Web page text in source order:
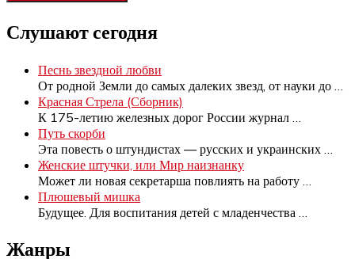
Слушают сегодня
Песнь звездной любви
От родной Земли до самых далеких звезд, от науки до
Красная Стрела (Сборник)
К 175-летию железных дорог России журнал
Путь скорби
Эта повесть о штундистах — русских и украинских
Женские штучки, или Мир наизнанку
Может ли новая секретарша повлиять на работу
Плюшевый мишка
Будущее. Для воспитания детей с младенчества
Жанры